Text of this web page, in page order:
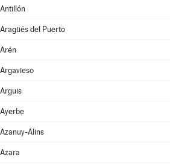
Antillón
Aragüés del Puerto
Arén
Argavieso
Arguis
Ayerbe
Azanuy-Alins
Azara